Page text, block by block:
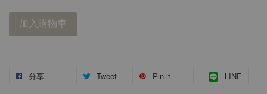
加入購物車
分享 Tweet Pin it LINE